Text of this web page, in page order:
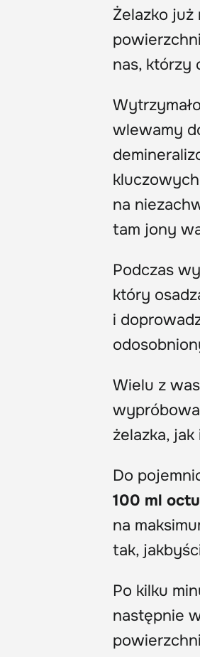
Żelazko
nas, którzy
wlewamy
na
tam jony
Podczas
który
i
Wielu z
żelazka,
Do
100 ml
na
tak,
Po kilku
następnie